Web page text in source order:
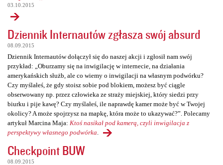
03.10.2015
Dziennik Internautów zgłasza swój absurd
08.09.2015
Dziennik Internautów dołączył się do naszej akcji i zgłosił nam swój
przykład: „Oburzamy się na inwigilację w internecie, na działania
amerykańskich służb, ale co wiemy o inwigilacji na własnym podwórku?
Czy myślałeś, że gdy stoisz sobie pod blokiem, możesz być ciągle
obserwowany np. przez człowieka ze straży miejskiej, który siedzi przy
biurku i pije kawę? Czy myślałeś, ile naprawdę kamer może być w Twojej
okolicy? A może spojrzysz na mapkę, która może to ukazywać?”. Polecamy
artykuł Marcina Maja: Ktoś nasikał pod kamerą, czyli inwigilacja z
perspektywy własnego podwórka
Checkpoint BUW
08.09.2015